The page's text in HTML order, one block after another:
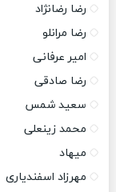
رضا رضانژاد
رضا مرانلو
امیر عرفانی
رضا صادقی
سعید شمس
محمد زینعلی
میهاد
مهرزاد اسفندیاری